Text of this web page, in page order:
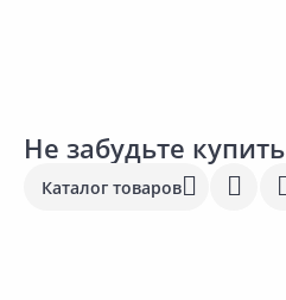
Не забудьте купить
Каталог товаров